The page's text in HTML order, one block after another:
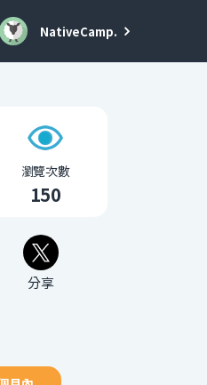
NativeCamp.
瀏覽次數
150
分享